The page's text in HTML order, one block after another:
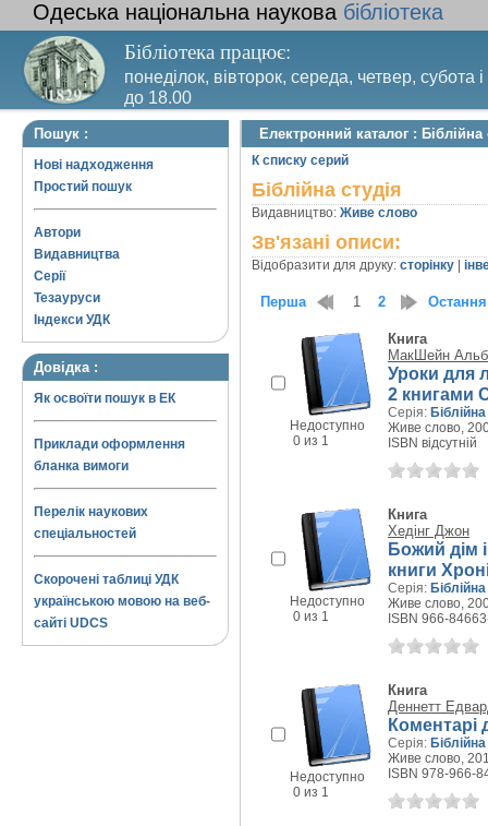
Одеська національна наукова бібліотека
Бібліотека працює:
понеділок, вівторок, середа, четвер, субота
до 18.00
Вихідний день – п’ятниця. Останній четвер
Пошук :
Нові надходження
Простий пошук
Автори
Видавництва
Серії
Тезауруси
Індекси УДК
Довідка :
Як освоїти пошук в ЕК
Приклади оформлення
бланка вимоги
Перелік наукових
спеціальностей
Скорочені таблиці УДК
українською мовою на веб-
сайті UDCS
Електронний каталог : Біблійна
К списку серий
Біблійна студія
Видавництво: Живе слово
Зв'язані описи:
Відобразити для друку: сторінку
Перша 1 2 Остання
Недоступно
0 из 1
Книга
МакШейн
Уроки для
2 книгами
Серія:
Живе слово,
ISBN відсутній
Недоступно
0 из 1
Книга
Хедінг Джон
Божий дім
книги
Серія:
Живе слово,
ISBN 966-
Недоступно
0 из 1
Книга
Деннетт
Коментарі
Серія:
Живе слово,
ISBN 978-966-